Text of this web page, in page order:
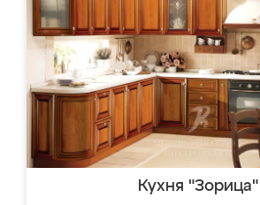
Кухня "Зорица"